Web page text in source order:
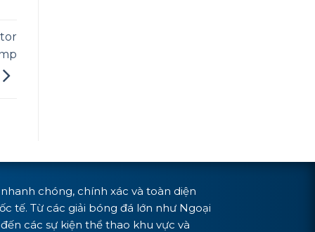
chóng, chính xác và toàn diện
tế. Từ các giải bóng đá lớn như Ngoại
các sự kiện thể thao khu vực và